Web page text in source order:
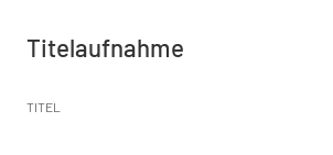
Titelaufnahme
TITEL